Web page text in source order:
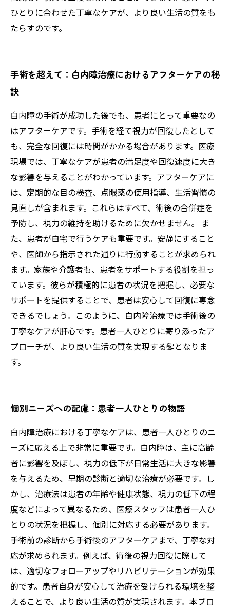
ひとりに合わせた丁寧なケアが、より良い生活の質をも
たらすのです。
手術を超えて：白内障治療におけるアフターケアの秘
訣
白内障の手術が成功した後でも、患者にとって重要なの
はアフターケアです。手術を経て視力が回復したとして
も、完全な回復には時間がかかる場合があります。医療
現場では、丁寧なケアが患者の満足度や回復速度に大き
な影響を与えることがわかっています。アフターケアに
は、定期的な目の検査、点眼薬の使用指導、生活習慣の
見直しが含まれます。これらはすべて、術後の合併症を
予防し、視力の維持を助けるために欠かせません。 ま
た、患者が自宅で行うケアも重要です。安静にすること
や、医師から指示された通りに行動することが求められ
ます。家族や介護者も、患者をサポートする役割を担っ
ています。彼らが積極的に患者の状況を把握し、必要な
サポートを提供することで、患者は安心して回復に専念
できるでしょう。このように、白内障治療では手術後の
丁寧なケアが肝心です。患者一人ひとりに寄り添ったア
プローチが、より良い生活の質を実現する鍵となりま
す。
個別ニーズへの配慮：患者一人ひとりの物語
白内障治療における丁寧なケアは、患者一人ひとりのニ
ーズに応える上で非常に重要です。白内障は、主に高齢
者に影響を及ぼし、視力の低下が日常生活に大きな影響
を与えるため、早期の診断と適切な治療が必要です。し
かし、治療法は患者の年齢や健康状態、視力の低下の程
度などによって異なるため、医療スタッフは患者一人ひ
とりの状況を把握し、個別に対応する必要があります。
手術前の診断から手術後のアフターケアまで、丁寧な対
応が求められます。例えば、術後の視力回復に際して
は、適切なフォローアップやリハビリテーションが効果
的です。患者自身が安心して治療を受けられる環境を整
えることで、より良い生活の質が実現されます。本ブロ